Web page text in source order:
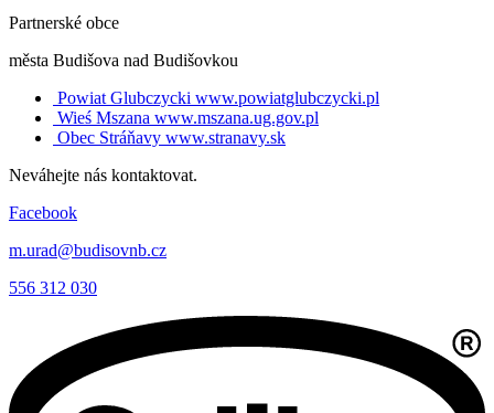
Partnerské obce
města Budišova nad Budišovkou
Powiat Glubczycki www.powiatglubczycki.pl
Wieś Mszana www.mszana.ug.gov.pl
Obec Stráňavy www.stranavy.sk
Neváhejte nás kontaktovat.
Facebook
m.urad@budisovnb.cz
556 312 030